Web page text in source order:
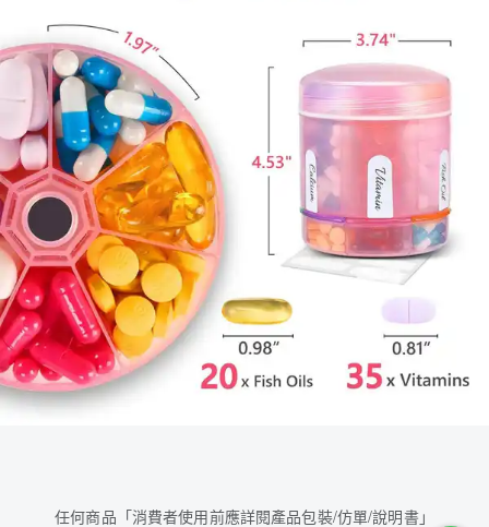
任何商品「消費者使用前應詳閱產品包裝/仿單/說明書」